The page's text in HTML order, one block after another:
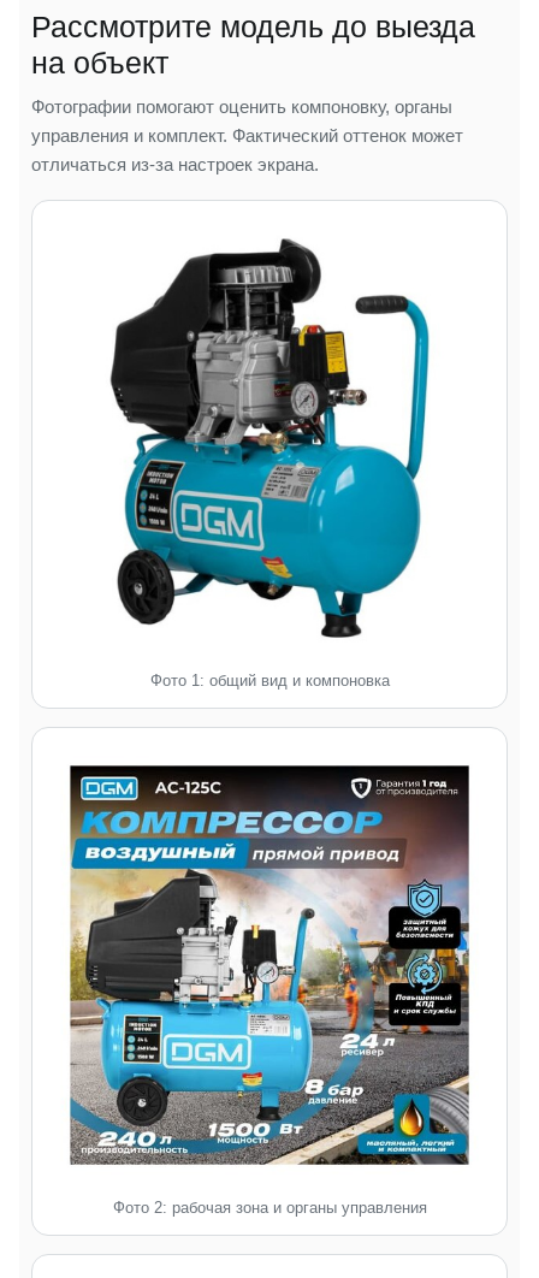
Рассмотрите модель до выезда
на объект
Фотографии помогают оценить компоновку, органы
управления и комплект. Фактический оттенок может
отличаться из-за настроек экрана.
Фото 1: общий вид и компоновка
Фото 2: рабочая зона и органы управления